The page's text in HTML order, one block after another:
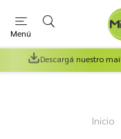
Menú
Descargá nuestro
Inicio